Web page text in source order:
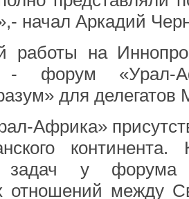
начал Аркадий
работы на
- форум «Урал-
для делегатов
Африка»
задач у
отношений между